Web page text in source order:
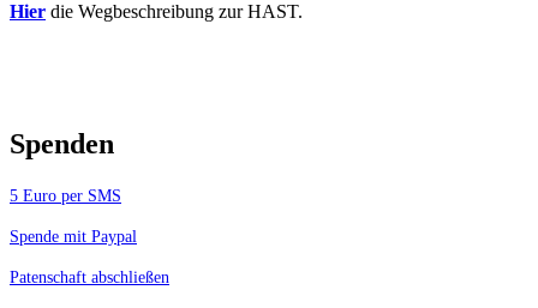
Hier die Wegbeschreibung zur HAST.
Spenden
5 Euro per SMS
Spende mit Paypal
Patenschaft abschließen